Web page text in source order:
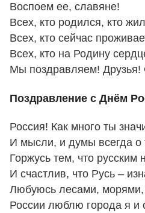
Воспоем ее, славяне!
Всех, кто родился, кто
Всех, кто сейчас
Всех, кто на Родину
Мы поздравляем! Друзья!
Поздравление с Днём
Россия! Как много ты
И мысли, и думы всегда о
Горжусь тем, что русским
И счастлив, что Русь –
Любуюсь лесами, морями,
России люблю города я и